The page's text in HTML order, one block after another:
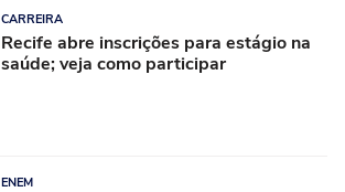
CARREIRA
Recife abre inscrições para estágio na
saúde; veja como participar
ENEM